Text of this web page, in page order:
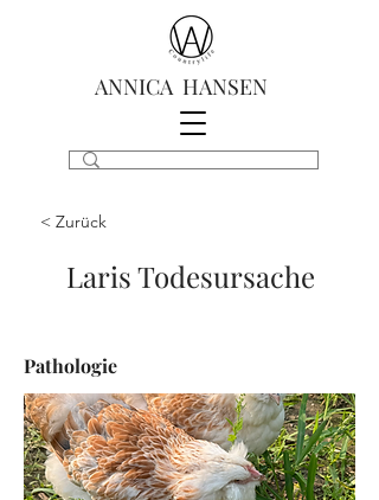
ANNICA HANSEN
< Zurück
Laris Todesursache
Pathologie